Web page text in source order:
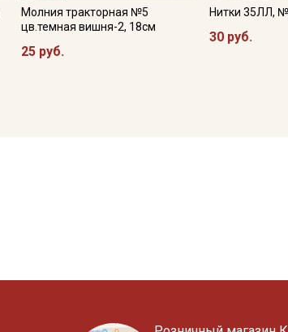
Молния тракторная №5
цв.темная вишня-2, 18см
25 руб.
Нитки 35ЛЛ,
30 руб.